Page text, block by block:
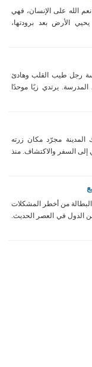
الله على الإنسان، فهي
الأرض بعد برودتها،
رجل طيب القلب وهادئ
يرتدي زيًا موحدًا
مجرّد مكان زرته
السفر والاكتشاف. منذ
البطالة من أخطر المشكلات
من الدول في العصر الحديث.